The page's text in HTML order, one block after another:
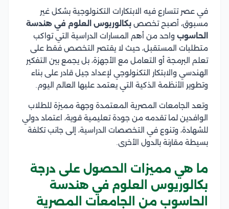
في عصر تتسارع فيه الابتكارات التكنولوجية بشكل غير
مسبوق، أصبح تخصص بكالوريوس العلوم في هندسة
الحاسوب واحد من أهم المسارات الدراسية التي تواكب
متطلبات المستقبل، حيث لا يقتصر التخصص فقط على
تعلم البرمجة أو التعامل مع الأجهزة، بل يجمع بين التفكير
الهندسي والابتكار التكنولوجي لإعداد جيل قادر على بناء
وتطوير الأنظمة الذكية التي يعتمد عليها العالم اليوم.
وتعد الجامعات المصرية المعتمدة وجهة مميزة للطلاب
الوافدين لما تقدمه من جودة تعليمية قوية، اعتماد دولي
للشهادة، وتنوع في التخصصات الدراسية، إلى جانب تكلفة
بسيطة مقارنة بالدول الأخرى.
ما هي مميزات الحصول على درجة
بكالوريوس العلوم في هندسة
الحاسوب من الجامعات المصرية